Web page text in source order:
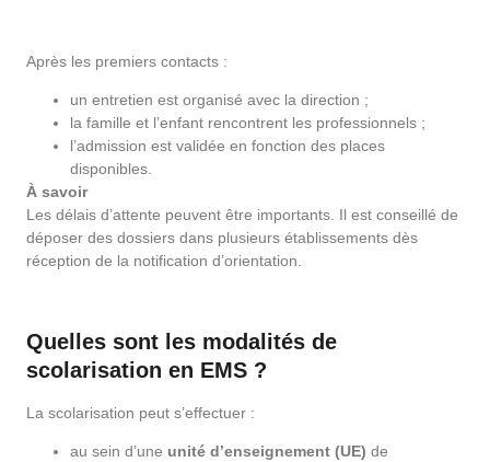
Après les premiers contacts :
un entretien est organisé avec la direction ;
la famille et l’enfant rencontrent les professionnels ;
l’admission est validée en fonction des places
disponibles.
À savoir
Les délais d’attente peuvent être importants. Il est conseillé de
déposer des dossiers dans plusieurs établissements dès
réception de la notification d’orientation.
Quelles sont les modalités de
scolarisation en EMS ?
La scolarisation peut s’effectuer :
au sein d’une unité d’enseignement (UE) de